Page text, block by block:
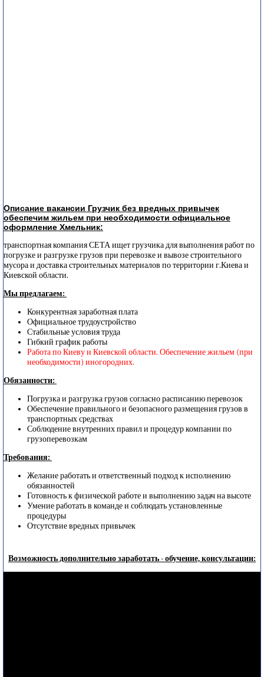
Описание вакансии Грузчик без вредных привычек
обеспечим жильем при необходимости официальное
оформление Хмельник:
транспортная компания СЕТА ищет грузчика для выполнения работ по
погрузке и разгрузке грузов при перевозке и вывозе строительного
мусора и доставка строительных материалов по территории г.Киева и
Киевской области.
Мы предлагаем:
Конкурентная заработная плата
Официальное трудоустройство
Стабильные условия труда
Гибкий график работы
Работа по Киеву и Киевской области. Обеспечение жильем (при
необходимости) иногородних.
Обязанности:
Погрузка и разгрузка грузов согласно расписанию перевозок
Обеспечение правильного и безопасного размещения грузов в
транспортных средствах
Соблюдение внутренних правил и процедур компании по
грузоперевозкам
Требования:
Желание работать и ответственный подход к исполнению
обязанностей
Готовность к физической работе и выполнению задач на высоте
Умение работать в команде и соблюдать установленные
процедуры
Отсутствие вредных привычек
Возможность дополнительно заработать - обучение, консультации: